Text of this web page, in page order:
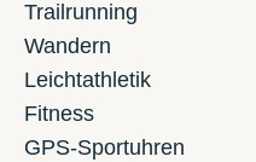
Trailrunning
Wandern
Leichtathletik
Fitness
GPS-Sportuhren